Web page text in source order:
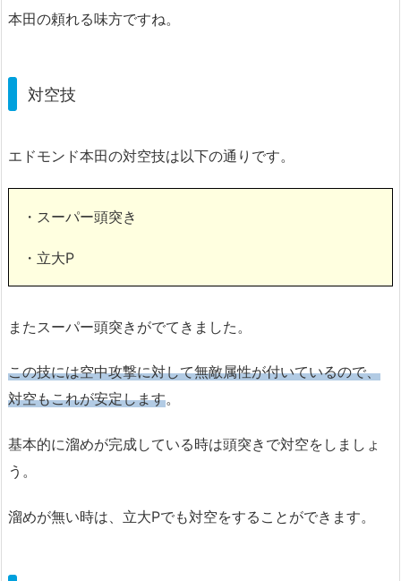
本田の頼れる味方ですね。
対空技
エドモンド本田の対空技は以下の通りです。
・スーパー頭突き
・立大P
またスーパー頭突きがでてきました。
この技には空中攻撃に対して無敵属性が付いているので、
対空もこれが安定します。
基本的に溜めが完成している時は頭突きで対空をしましょ
う。
溜めが無い時は、立大Pでも対空をすることができます。